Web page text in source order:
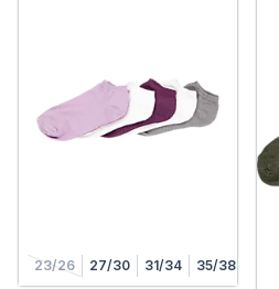
23/26 27/30 31/34 35/38